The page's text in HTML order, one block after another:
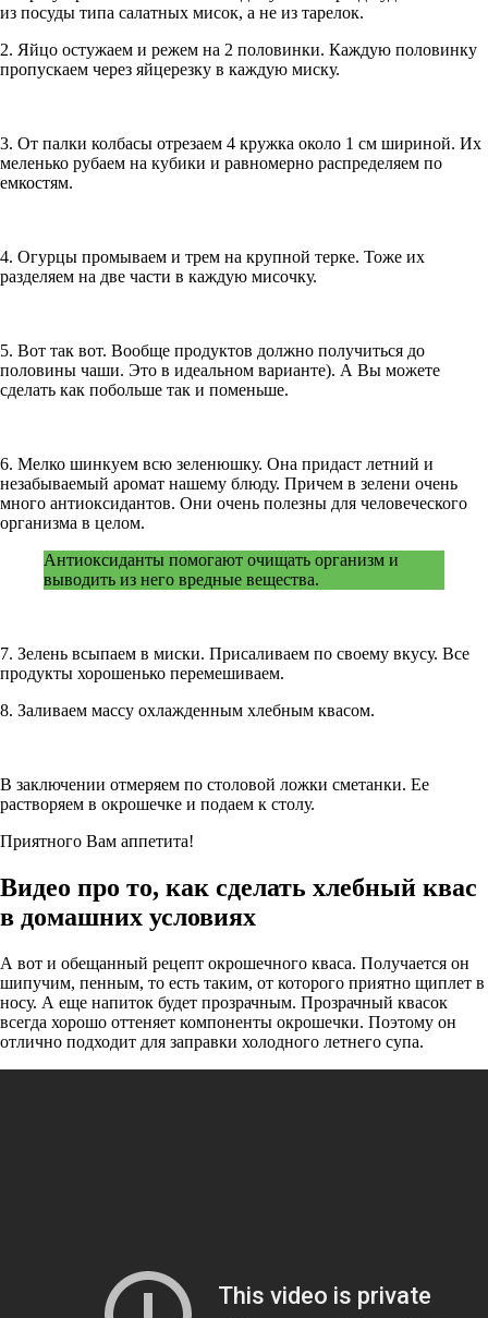
из посуды типа салатных мисок, а не из тарелок.
2. Яйцо остужаем и режем на 2 половинки. Каждую половинку
пропускаем через яйцерезку в каждую миску.
3. От палки колбасы отрезаем 4 кружка около 1 см шириной. Их
меленько рубаем на кубики и равномерно распределяем по
емкостям.
4. Огурцы промываем и трем на крупной терке. Тоже их
разделяем на две части в каждую мисочку.
5. Вот так вот. Вообще продуктов должно получиться до
половины чаши. Это в идеальном варианте). А Вы можете
сделать как побольше так и поменьше.
6. Мелко шинкуем всю зеленюшку. Она придаст летний и
незабываемый аромат нашему блюду. Причем в зелени очень
много антиоксидантов. Они очень полезны для человеческого
организма в целом.
Антиоксиданты помогают очищать организм и
выводить из него вредные вещества.
7. Зелень всыпаем в миски. Присаливаем по своему вкусу. Все
продукты хорошенько перемешиваем.
8. Заливаем массу охлажденным хлебным квасом.
В заключении отмеряем по столовой ложки сметанки. Ее
растворяем в окрошечке и подаем к столу.
Приятного Вам аппетита!
Видео про то, как сделать хлебный квас
в домашних условиях
А вот и обещанный рецепт окрошечного кваса. Получается он
шипучим, пенным, то есть таким, от которого приятно щиплет в
носу. А еще напиток будет прозрачным. Прозрачный квасок
всегда хорошо оттеняет компоненты окрошечки. Поэтому он
отлично подходит для заправки холодного летнего супа.